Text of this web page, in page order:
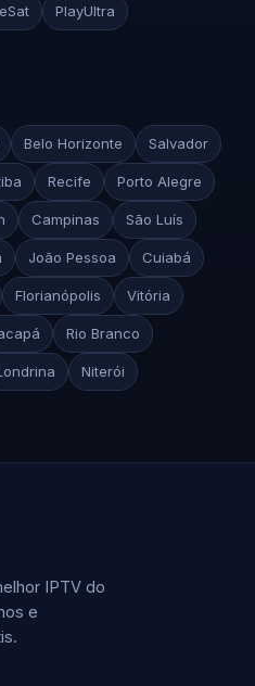
PlayUltra
Belo Horizonte Salvador
Recife Porto Alegre
Campinas São Luís
João Pessoa Cuiabá
Florianópolis Vitória
Rio Branco
Niterói
IPTV do
e